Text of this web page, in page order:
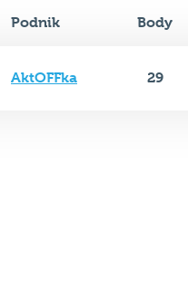
Podnik Body
AktOFFka 29